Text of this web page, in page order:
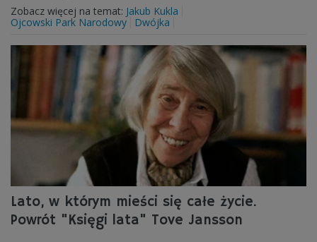
Zobacz więcej na temat: Jakub Kukla
Ojcowski Park Narodowy
Dwójka
Lato, w którym mieści się całe życie.
Powrót "Księgi lata" Tove Jansson